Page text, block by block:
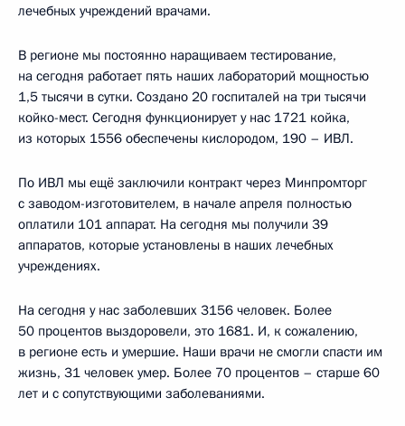
лечебных учреждений врачами.
В регионе мы постоянно наращиваем тестирование,
на сегодня работает пять наших лабораторий мощностью
1,5 тысячи в сутки. Создано 20 госпиталей на три тысячи
койко-мест. Сегодня функционирует у нас 1721 койка,
из которых 1556 обеспечены кислородом, 190 – ИВЛ.
По ИВЛ мы ещё заключили контракт через Минпромторг
с заводом-изготовителем, в начале апреля полностью
оплатили 101 аппарат. На сегодня мы получили 39
аппаратов, которые установлены в наших лечебных
учреждениях.
На сегодня у нас заболевших 3156 человек. Более
50 процентов выздоровели, это 1681. И, к сожалению,
в регионе есть и умершие. Наши врачи не смогли спасти им
жизнь, 31 человек умер. Более 70 процентов – старше 60
лет и с сопутствующими заболеваниями.